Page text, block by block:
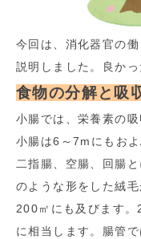
今回は、消化器官の
説明しました。良か
食物の分解と吸
小腸では、栄養素の吸
小腸は6～7mにもお
二指腸、空腸、回腸
のような形をした絨
200㎡にも及びます
に相当します。腸管